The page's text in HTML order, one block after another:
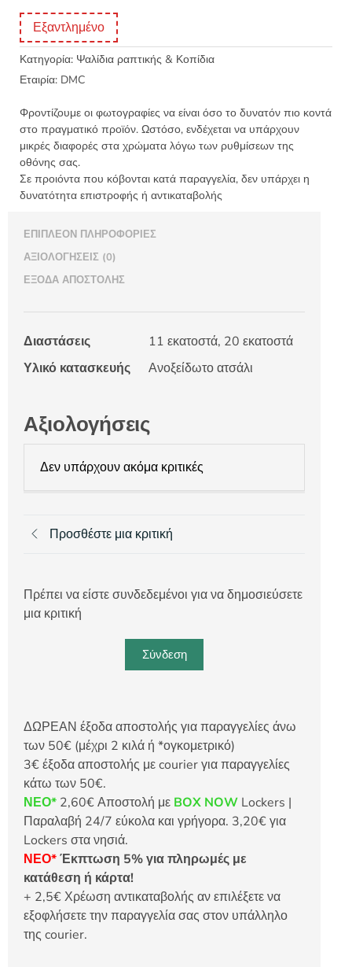
Εξαντλημένο
Κατηγορία: Ψαλίδια ραπτικής & Κοπίδια
Εταιρία: DMC
Φροντίζουμε οι φωτογραφίες να είναι όσο το δυνατόν πιο κοντά
στο πραγματικό προϊόν. Ωστόσο, ενδέχεται να υπάρχουν
μικρές διαφορές στα χρώματα λόγω των ρυθμίσεων της
οθόνης σας.
Σε προιόντα που κόβονται κατά παραγγελία, δεν υπάρχει η
δυνατότητα επιστροφής ή αντικαταβολής
ΕΠΙΠΛΈΟΝ ΠΛΗΡΟΦΟΡΊΕΣ
ΑΞΙΟΛΟΓΉΣΕΙΣ (0)
ΈΞΟΔΑ ΑΠΟΣΤΟΛΉΣ
Διαστάσεις
11 εκατοστά, 20 εκατοστά
Υλικό κατασκευής
Ανοξείδωτο ατσάλι
Αξιολογήσεις
Δεν υπάρχουν ακόμα κριτικές
Προσθέστε μια κριτική
Πρέπει να είστε συνδεδεμένοι για να δημοσιεύσετε
μια κριτική
Σύνδεση
ΔΩΡΕΑΝ έξοδα αποστολής για παραγγελίες άνω
των 50€ (μέχρι 2 κιλά ή *ογκομετρικό)
3€ έξοδα αποστολής με courier για παραγγελίες
κάτω των 50€.
ΝΕΟ* 2,60€ Αποστολή με BOX NOW Lockers |
Παραλαβή 24/7 εύκολα και γρήγορα. 3,20€ για
Lockers στα νησιά.
ΝΕΟ*Έκπτωση 5% για πληρωμές με
κατάθεση ή κάρτα!
+ 2,5€ Χρέωση αντικαταβολής αν επιλέξετε να
εξοφλήσετε την παραγγελία σας στον υπάλληλο
της courier.